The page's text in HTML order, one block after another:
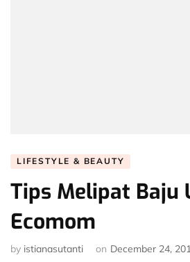
LIFESTYLE & BEAUTY
Tips Melipat Baju
Ecomom
by istianasutanti on December 24,